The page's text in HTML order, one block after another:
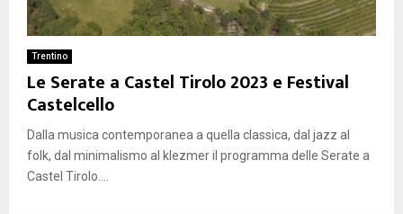
Trentino
Le Serate a Castel Tirolo 2023 e Festival
Castelcello
Dalla musica contemporanea a quella classica, dal jazz al
folk, dal minimalismo al klezmer il programma delle Serate a
Castel Tirolo....